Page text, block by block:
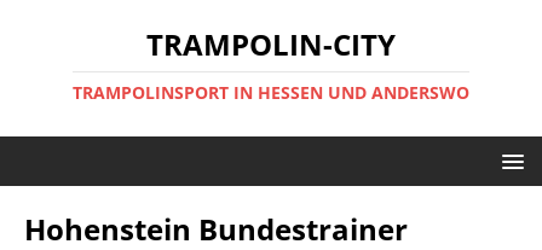
TRAMPOLIN-CITY
TRAMPOLINSPORT IN HESSEN UND ANDERSWO
Hohenstein Bundestrainer